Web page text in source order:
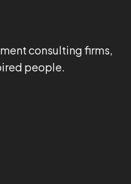
consulting firms,
people.